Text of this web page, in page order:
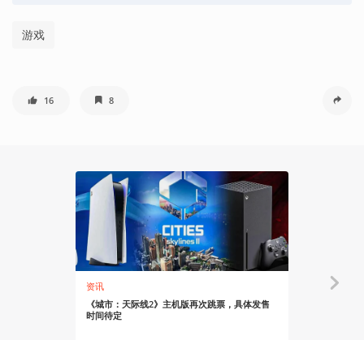
游戏
16 8
资讯
《城市：天际线2》主机版再次跳票，具体发售
时间待定